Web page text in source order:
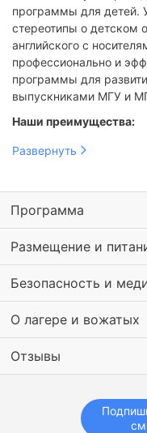
программы для детей.
стереотипы о детском
английского с
профессионально и
программы для
выпускниками МГУ и
Наши преимущества:
Педагоги имеют
Методика фултайм
skills – с первой
Локация-кампус
требованиям –
сбалансированное
У каждого кампуса
спорт и физическое
да-да, мы дарим не
Развернуть
Программа
Размещение и
Безопасность и
О лагере и вожатых
Отзывы
Образовательные лагеря
Тематические лагеря на